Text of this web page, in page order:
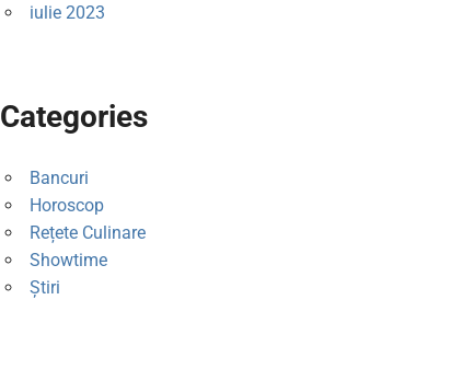
iulie 2023
Categories
Bancuri
Horoscop
Rețete Culinare
Showtime
Știri